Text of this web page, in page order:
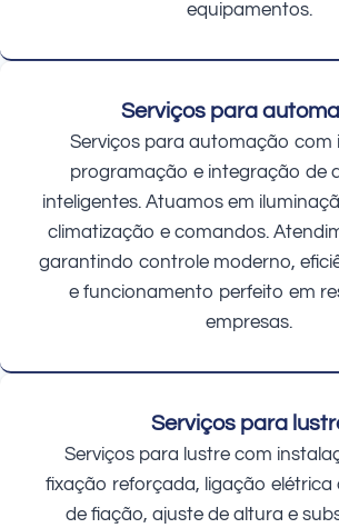
equipamentos.
Serviços para
Serviços para automação com
programação e integração de
inteligentes. Atuamos em
climatização e comandos.
garantindo controle moderno,
e funcionamento perfeito em
empresas.
Serviços para
Serviços para lustre com
fixação reforçada, ligação
de fiação, ajuste de altura e